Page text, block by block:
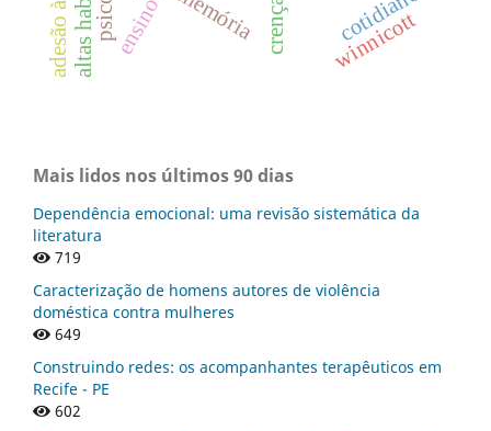
crenças
memória winnicott
Mais lidos nos últimos 90 dias
Dependência emocional: uma revisão sistemática da
literatura
719
Caracterização de homens autores de violência
doméstica contra mulheres
649
Construindo redes: os acompanhantes terapêuticos em
Recife - PE
602